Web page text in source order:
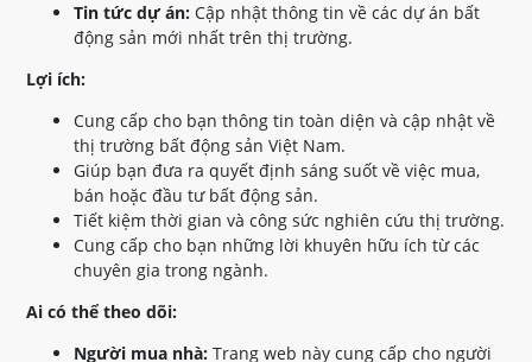
Tin tức dự án: Cập nhật thông tin về các dự án bất
động sản mới nhất trên thị trường.
Lợi ích:
Cung cấp cho bạn thông tin toàn diện và cập nhật về
thị trường bất động sản Việt Nam.
Giúp bạn đưa ra quyết định sáng suốt về việc mua,
bán hoặc đầu tư bất động sản.
Tiết kiệm thời gian và công sức nghiên cứu thị trường.
Cung cấp cho bạn những lời khuyên hữu ích từ các
chuyên gia trong ngành.
Ai có thể theo dõi:
Người mua nhà: Trang web này cung cấp cho người